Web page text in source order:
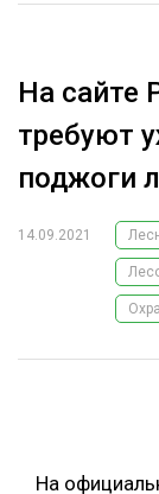
ЛЕСОЗАГОТОВКА
ОБРАБОТКА
ЭКСПЕРТНОЕ
На сайте
требуют
поджоги
14.09.2021
На